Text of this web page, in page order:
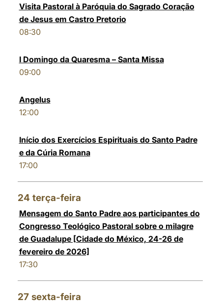
Visita Pastoral à Paróquia do Sagrado Coração
de Jesus em Castro Pretorio
08:30
I Domingo da Quaresma – Santa Missa
09:00
Angelus
12:00
Início dos Exercícios Espirituais do Santo Padre
e da Cúria Romana
17:00
24 terça-feira
Mensagem do Santo Padre aos participantes do
Congresso Teológico Pastoral sobre o milagre
de Guadalupe [Cidade do México, 24-26 de
fevereiro de 2026]
17:30
27 sexta-feira